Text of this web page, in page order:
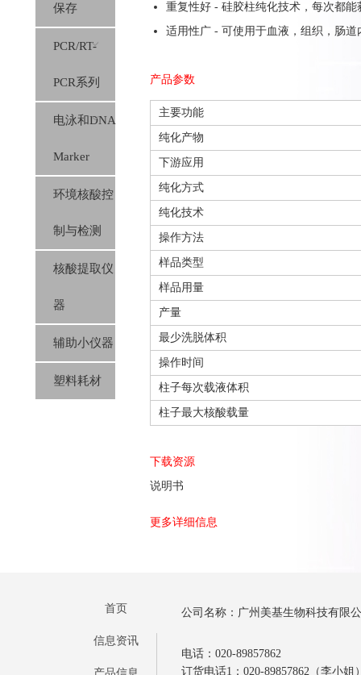
保存
PCR/RT-
PCR系列
电泳和DNA
Marker
环境核酸控
制与检测
核酸提取仪
器
辅助小仪器
塑料耗材
重复性好 - 硅胶柱纯化技术，每次都能
适用性广 - 可使用于血液，组织，肠道
产品参数
主要功能
纯化产物
下游应用
纯化方式
纯化技术
操作方法
样品类型
样品用量
产量
最少洗脱体积
操作时间
柱子每次载液体积
柱子最大核酸载量
下载资源
说明书
更多详细信息
首页
信息资讯
公司名称：广州美基生物科技有限
电话：020-89857862
订货电话1：020-89857862（李小姐